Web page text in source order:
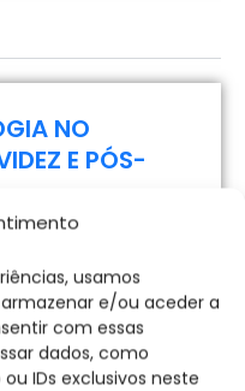
usamos
e/ou aceder a
com essas
dados, como
IDs exclusivos neste
NO
E PÓS-
EXERCÍCIO